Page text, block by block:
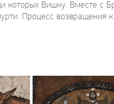
которых Вишну. Вместе с
Процесс возвращения к